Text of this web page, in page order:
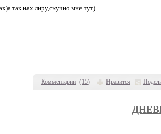
Комментарии (15) Нравится
так нах лиру,скучно мне тут)